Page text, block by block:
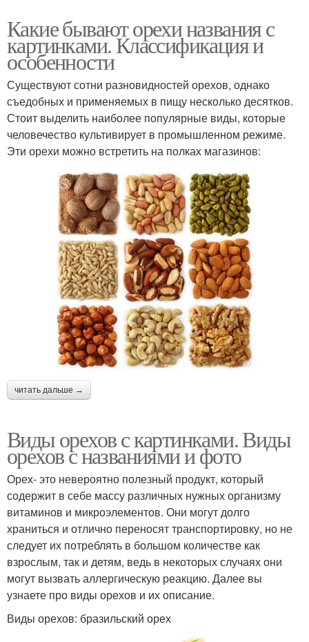
Какие бывают орехи названия с
картинками. Классификация и
особенности
Существуют сотни разновидностей орехов, однако
съедобных и применяемых в пищу несколько десятков.
Стоит выделить наиболее популярные виды, которые
человечество культивирует в промышленном режиме.
Эти орехи можно встретить на полках магазинов:
читать дальше →
Виды орехов с картинками. Виды
орехов с названиями и фото
Орех- это невероятно полезный продукт, который
содержит в себе массу различных нужных организму
витаминов и микроэлементов. Они могут долго
храниться и отлично переносят транспортировку, но не
следует их потреблять в большом количестве как
взрослым, так и детям, ведь в некоторых случаях они
могут вызвать аллергическую реакцию. Далее вы
узнаете про виды орехов и их описание.
Виды орехов: бразильский орех